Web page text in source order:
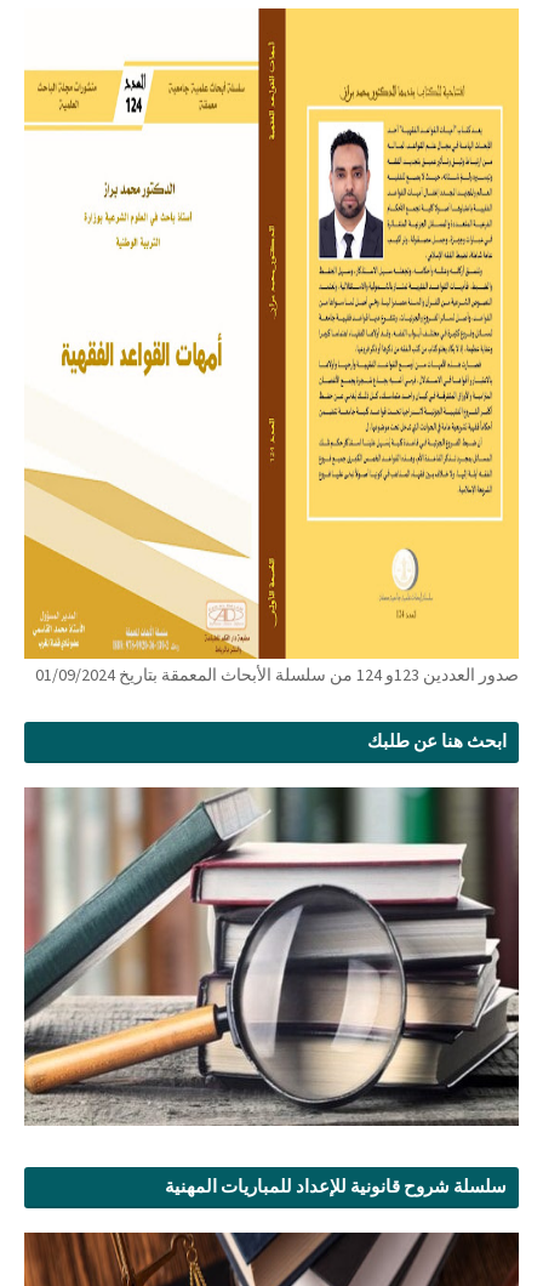
صدور العددين 123و 124 من سلسلة الأبحاث المعمقة بتاريخ 01/09/2024
ابحث هنا عن طلبك
سلسلة شروح قانونية للإعداد للمباريات المهنية